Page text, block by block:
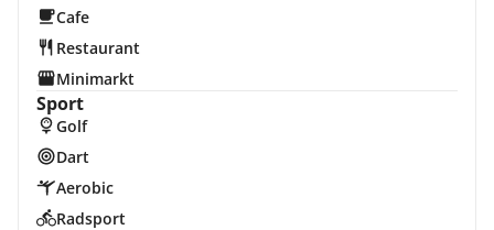
Cafe
Restaurant
Minimarkt
Sport
Golf
Dart
Aerobic
Radsport